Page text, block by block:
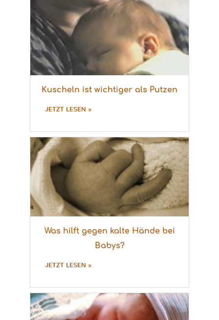
Kuscheln ist wichtiger als Putzen
JETZT LESEN »
Was hilft gegen kalte Hände bei
Babys?
JETZT LESEN »